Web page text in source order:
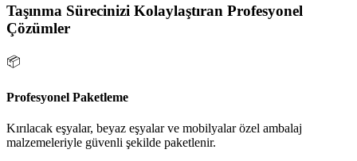
Taşınma Sürecinizi Kolaylaştıran Profesyonel
Çözümler
📦
Profesyonel Paketleme
Kırılacak eşyalar, beyaz eşyalar ve mobilyalar özel ambalaj
malzemeleriyle güvenli şekilde paketlenir.